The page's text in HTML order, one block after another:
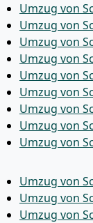
Umzug von
Umzug von
Umzug von
Umzug von
Umzug von
Umzug von
Umzug von
Umzug von
Umzug von
Umzug von
Umzug von
Umzug von